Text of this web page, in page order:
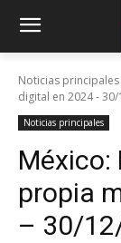
Noticias principales
digital en 2024 - 30/
Noticias principales
México:
propia
– 30/